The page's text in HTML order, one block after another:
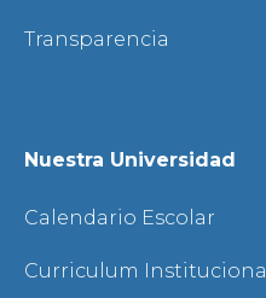
Transparencia
Nuestra Universidad
Calendario Escolar
Curriculum Institucional